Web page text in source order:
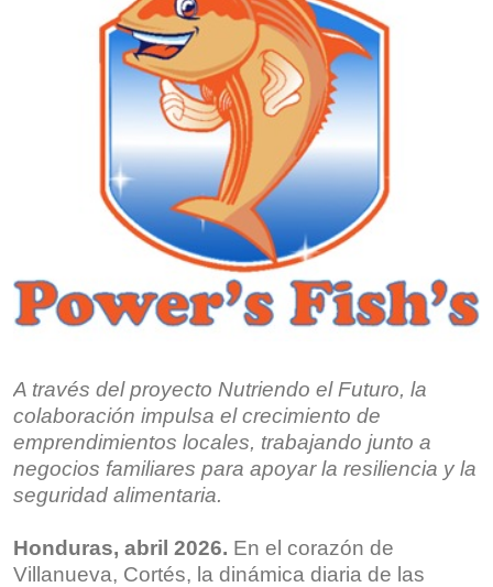
A través del proyecto Nutriendo el Futuro, la
colaboración impulsa el crecimiento de
emprendimientos locales, trabajando junto a
negocios familiares para apoyar la resiliencia y la
seguridad alimentaria.
Honduras, abril 2026. En el corazón de
Villanueva, Cortés, la dinámica diaria de las